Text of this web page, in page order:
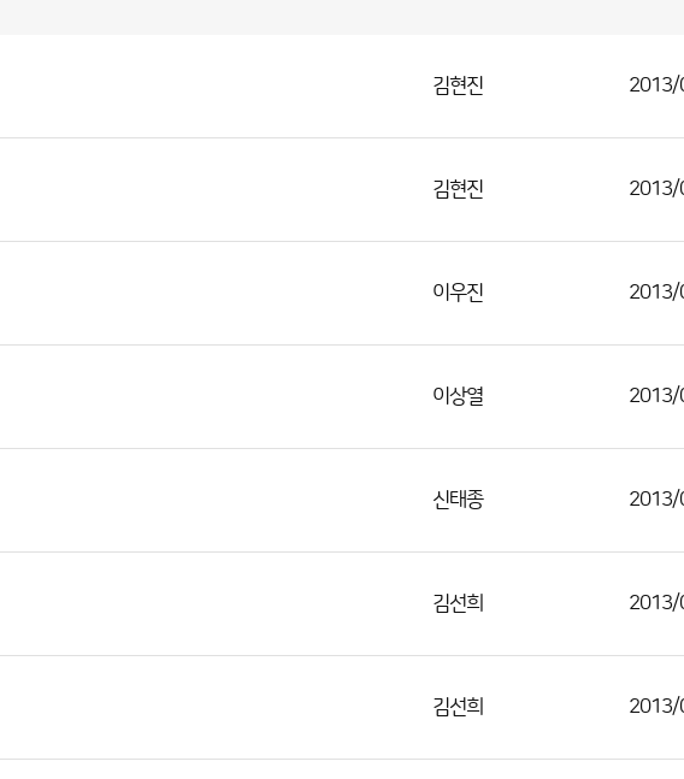
김현진 2013/
김현진 2013/
이우진 2013/
이상열 2013/
신태종 2013/
김선희 2013/
김선희 2013/